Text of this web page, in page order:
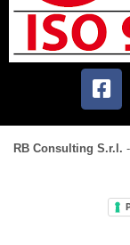
RB Consulting S.r.l. -